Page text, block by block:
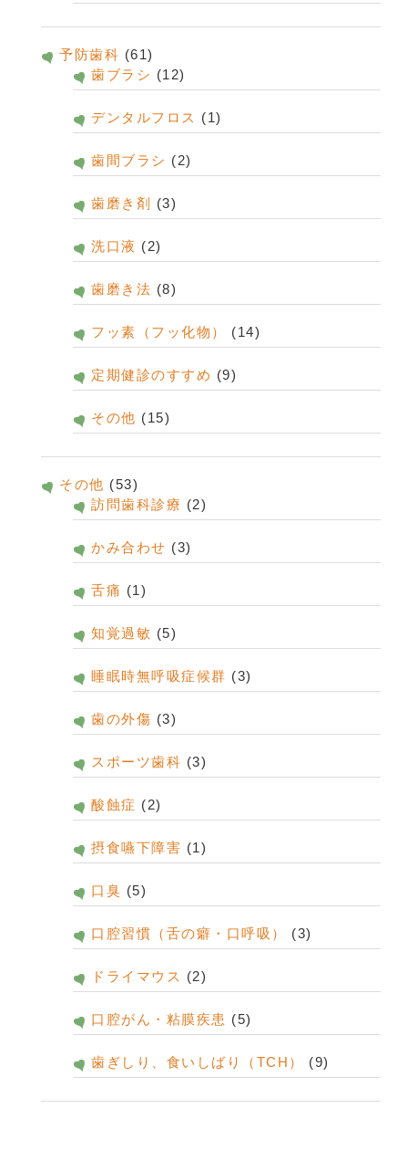
予防歯科 (61)
歯ブラシ (12)
デンタルフロス (1)
歯間ブラシ (2)
歯磨き剤 (3)
洗口液 (2)
歯磨き法 (8)
フッ素（フッ化物） (14)
定期健診のすすめ (9)
その他 (15)
その他 (53)
訪問歯科診療 (2)
かみ合わせ (3)
舌痛 (1)
知覚過敏 (5)
睡眠時無呼吸症候群 (3)
歯の外傷 (3)
スポーツ歯科 (3)
酸蝕症 (2)
摂食嚥下障害 (1)
口臭 (5)
口腔習慣（舌の癖・口呼吸） (3)
ドライマウス (2)
口腔がん・粘膜疾患 (5)
歯ぎしり、食いしばり（TCH） (9)